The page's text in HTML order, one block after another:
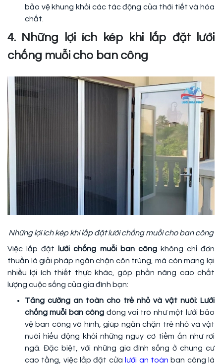
bảo vệ khung khỏi các tác động của thời tiết và hóa
chất.
4. Những lợi ích kép khi lắp đặt lưới
chống muỗi cho ban công
Những lợi ích kép khi lắp đặt lưới chống muỗi cho ban công
Việc lắp đặt
lưới chống muỗi ban côngkhông chỉ đơn
thuần là giải pháp ngăn chặn côn trùng, mà còn mang lại
nhiều lợi ích thiết thực khác, góp phần nâng cao chất
lượng cuộc sống của gia đình bạn:
Tăng cường an toàn cho trẻ nhỏ và vật nuôi: Lưới
chống muỗi ban công đóng vai trò như một lưới bảo
vệ ban công vô hình, giúp ngăn chặn trẻ nhỏ và vật
nuôi hiếu động khỏi những nguy cơ tiềm ẩn như rơi
ngã. Đặc biệt, với những gia đình sống ở chung cư
cao tầng, việc lắp đặt cửa lưới an toàn ban công là